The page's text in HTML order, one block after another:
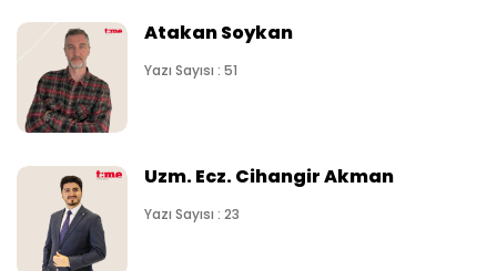
Atakan Soykan
Yazı Sayısı : 51
Uzm. Ecz. Cihangir Akman
Yazı Sayısı : 23